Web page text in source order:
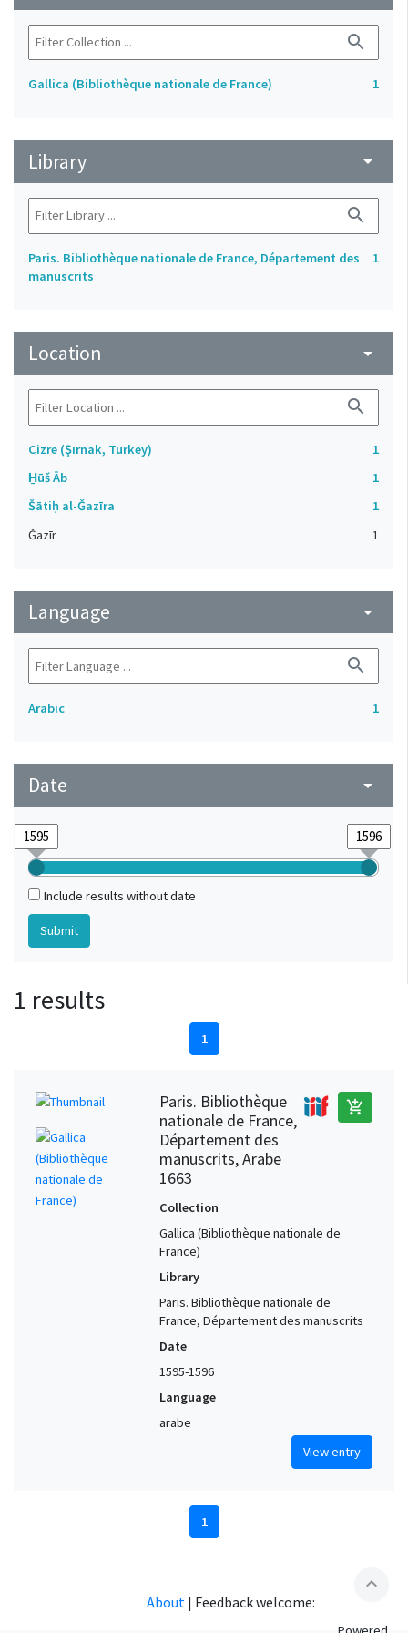
search
Gallica (Bibliothèque nationale de France) 1
Library arrow_drop_down
search
Paris. Bibliothèque nationale de France, Département des
manuscrits
1
Location arrow_drop_down
search
Cizre (Şırnak, Turkey)
1
H̱ūš Āb
1
Šātiḥ al-Ǧazīra
1
Ǧazīr
1
Language arrow_drop_down
search
Arabic 1
Date arrow_drop_down
Include results without date
1 results
1
Paris. Bibliothèque
nationale de France,
Département des
manuscrits, Arabe
1663
add_shopping_cart
Collection
Gallica (Bibliothèque nationale de
France)
Library
Paris. Bibliothèque nationale de
France, Département des manuscrits
Date
1595-1596
Language
arabe
View entry
1
expand_less
About | Feedback welcome: